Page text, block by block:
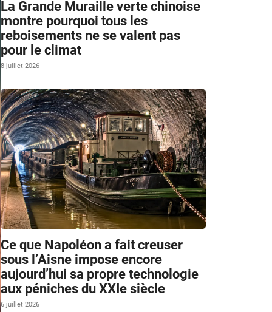
La Grande Muraille verte chinoise
montre pourquoi tous les
reboisements ne se valent pas
pour le climat
8 juillet 2026
Ce que Napoléon a fait creuser
sous l’Aisne impose encore
aujourd’hui sa propre technologie
aux péniches du XXIe siècle
6 juillet 2026